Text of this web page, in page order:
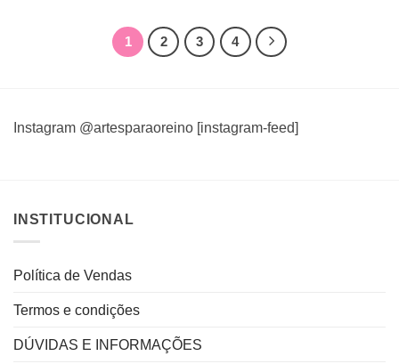
1 2 3 4
Instagram @artesparaoreino [instagram-feed]
INSTITUCIONAL
Política de Vendas
Termos e condições
DÚVIDAS E INFORMAÇÕES